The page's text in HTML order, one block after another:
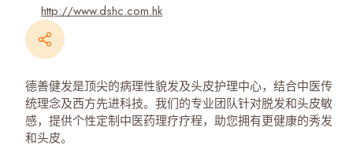
http://www.dshc.com.hk
德善健发是顶尖的病理性貌发及头皮护理中心，结合中医传
统理念及西方先进科技。我们的专业团队针对脱发和头皮敏
感，提供个性定制中医药理疗疗程，助您拥有更健康的秀发
和头皮。